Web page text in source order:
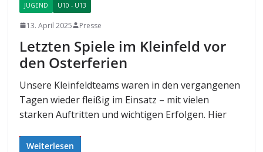
JUGEND U10 - U13
13. April 2025 Presse
Letzten Spiele im Kleinfeld vor
den Osterferien
Unsere Kleinfeldteams waren in den vergangenen
Tagen wieder fleißig im Einsatz – mit vielen
starken Auftritten und wichtigen Erfolgen. Hier
Weiterlesen